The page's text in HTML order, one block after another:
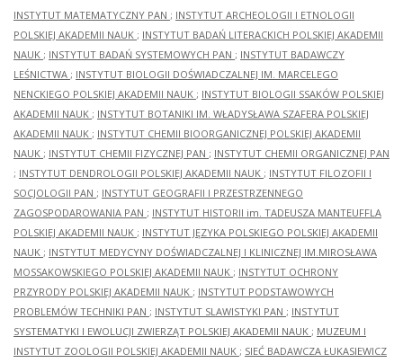
INSTYTUT MATEMATYCZNY PAN ; INSTYTUT ARCHEOLOGII I ETNOLOGII
POLSKIEJ AKADEMII NAUK ; INSTYTUT BADAŃ LITERACKICH POLSKIEJ AKADEMII
NAUK ; INSTYTUT BADAŃ SYSTEMOWYCH PAN ; INSTYTUT BADAWCZY
LEŚNICTWA ; INSTYTUT BIOLOGII DOŚWIADCZALNEJ IM. MARCELEGO
NENCKIEGO POLSKIEJ AKADEMII NAUK ; INSTYTUT BIOLOGII SSAKÓW POLSKIEJ
AKADEMII NAUK ; INSTYTUT BOTANIKI IM. WŁADYSŁAWA SZAFERA POLSKIEJ
AKADEMII NAUK ; INSTYTUT CHEMII BIOORGANICZNEJ POLSKIEJ AKADEMII
NAUK ; INSTYTUT CHEMII FIZYCZNEJ PAN ; INSTYTUT CHEMII ORGANICZNEJ PAN
; INSTYTUT DENDROLOGII POLSKIEJ AKADEMII NAUK ; INSTYTUT FILOZOFII I
SOCJOLOGII PAN ; INSTYTUT GEOGRAFII I PRZESTRZENNEGO
ZAGOSPODAROWANIA PAN ; INSTYTUT HISTORII im. TADEUSZA MANTEUFFLA
POLSKIEJ AKADEMII NAUK ; INSTYTUT JĘZYKA POLSKIEGO POLSKIEJ AKADEMII
NAUK ; INSTYTUT MEDYCYNY DOŚWIADCZALNEJ I KLINICZNEJ IM.MIROSŁAWA
MOSSAKOWSKIEGO POLSKIEJ AKADEMII NAUK ; INSTYTUT OCHRONY
PRZYRODY POLSKIEJ AKADEMII NAUK ; INSTYTUT PODSTAWOWYCH
PROBLEMÓW TECHNIKI PAN ; INSTYTUT SLAWISTYKI PAN ; INSTYTUT
SYSTEMATYKI I EWOLUCJI ZWIERZĄT POLSKIEJ AKADEMII NAUK ; MUZEUM I
INSTYTUT ZOOLOGII POLSKIEJ AKADEMII NAUK ; SIEĆ BADAWCZA ŁUKASIEWICZ